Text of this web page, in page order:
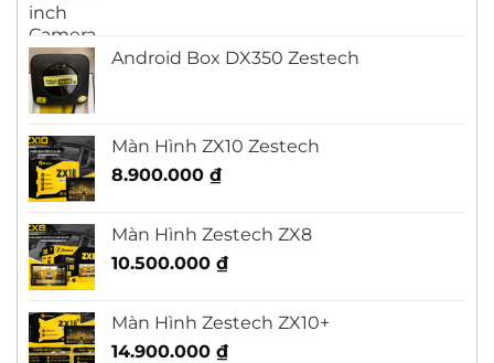
Android Box DX350 Zestech
Màn Hình ZX10 Zestech
8.900.000 ₫
Màn Hình Zestech ZX8
10.500.000 ₫
Màn Hình Zestech ZX10+
14.900.000 ₫